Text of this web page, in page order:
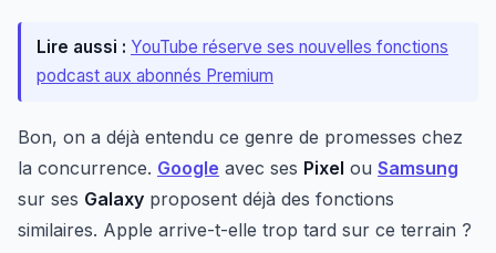
Lire aussi : YouTube réserve ses nouvelles fonctions
podcast aux abonnés Premium
Bon, on a déjà entendu ce genre de promesses chez
la concurrence. Google avec ses Pixel ou Samsung
sur ses Galaxy proposent déjà des fonctions
similaires. Apple arrive-t-elle trop tard sur ce terrain ?